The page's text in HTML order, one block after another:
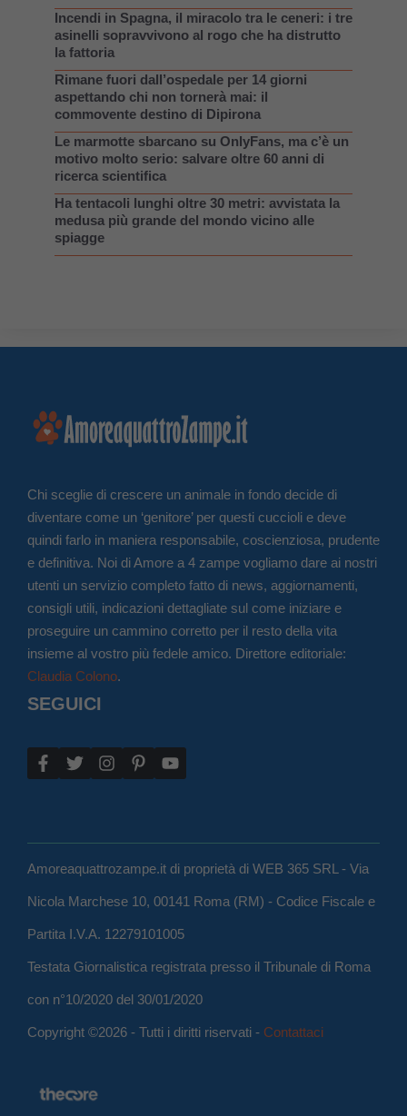
Incendi in Spagna, il miracolo tra le ceneri: i tre
asinelli sopravvivono al rogo che ha distrutto
la fattoria
Rimane fuori dall’ospedale per 14 giorni
aspettando chi non tornerà mai: il
commovente destino di Dipirona
Le marmotte sbarcano su OnlyFans, ma c’è un
motivo molto serio: salvare oltre 60 anni di
ricerca scientifica
Ha tentacoli lunghi oltre 30 metri: avvistata la
medusa più grande del mondo vicino alle
spiagge
Chi sceglie di crescere un animale in fondo decide di
diventare come un ‘genitore’ per questi cuccioli e deve
quindi farlo in maniera responsabile, coscienziosa, prudente
e definitiva. Noi di Amore a 4 zampe vogliamo dare ai nostri
utenti un servizio completo fatto di news, aggiornamenti,
consigli utili, indicazioni dettagliate sul come iniziare e
proseguire un cammino corretto per il resto della vita
insieme al vostro più fedele amico. Direttore editoriale:
Claudia Colono.
SEGUICI
Amoreaquattrozampe.it di proprietà di WEB 365 SRL - Via
Nicola Marchese 10, 00141 Roma (RM) - Codice Fiscale e
Partita I.V.A. 12279101005
Testata Giornalistica registrata presso il Tribunale di Roma
con n°10/2020 del 30/01/2020
Copyright ©2026 - Tutti i diritti riservati - Contattaci